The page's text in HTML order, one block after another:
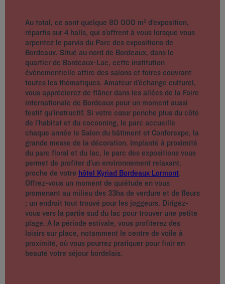
Au total, ce sont quelque 80 000 m² d’exposition,
répartis sur 4 halls, qui s’offrent à vous lorsque vous
arpentez le parvis du Parc des expositions de
Bordeaux. Situé au nord de Bordeaux, dans le
quartier de Bordeaux-Lac, cette institution
évènementielle attire des salons et foires couvrant
toutes les thématiques. Amateur d’échange culturel,
vous apprécierez de flâner dans les allées de la Foire
internationale de Bordeaux pour un moment aussi
festif qu’instructif. Si votre cœur penche plus du côté
de l’habitat et du cocooning, le parc accueille
chaque année le Salon du bâtiment et Conforexpo, la
grande messe de la décoration. Implanté à proximité
du parc floral et du lac, le parc des expositions vous
permet de profiter d’un environnement relaxant,
proche de votre hôtel Kyriad Bordeaux Lormont.
Offrez-vous un moment de quiétude en vous
promenant au milieu des 33ha de verdure et de fleurs
; un endroit tout trouvé pour les joggeurs. Dirigez-
vous vers la partie sud du lac pour trouver une petite
plage. A la période estivale, vous profiterez des
loisirs sur place, notamment le centre de voile à
proximité, où vous pourrez pratiquer pour finir en
beauté votre séjour bordelais.